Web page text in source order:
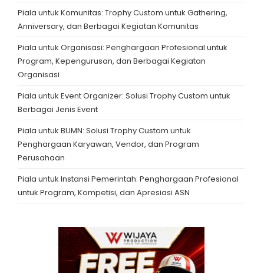
Piala untuk Komunitas: Trophy Custom untuk Gathering,
Anniversary, dan Berbagai Kegiatan Komunitas
Piala untuk Organisasi: Penghargaan Profesional untuk
Program, Kepengurusan, dan Berbagai Kegiatan
Organisasi
Piala untuk Event Organizer: Solusi Trophy Custom untuk
Berbagai Jenis Event
Piala untuk BUMN: Solusi Trophy Custom untuk
Penghargaan Karyawan, Vendor, dan Program
Perusahaan
Piala untuk Instansi Pemerintah: Penghargaan Profesional
untuk Program, Kompetisi, dan Apresiasi ASN